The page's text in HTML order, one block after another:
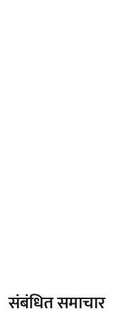
संबंधित समाचार